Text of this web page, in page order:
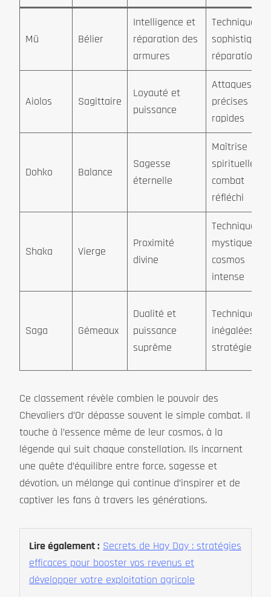
Mü Bélier
Intelligence et
réparation des
armures
Techniques
réparation
Aiolos Sagittaire
Loyauté et
puissance
Attaques
précises et
rapides
Dohko Balance
Sagesse
éternelle
Maîtrise
spirituelle,
combat
réfléchi
Shaka Vierge
Proximité
divine
Techniques
mystiques,
cosmos
intense
Saga Gémeaux
Dualité et
puissance
suprême
Techniques
inégalées,
stratégie
Ce classement révèle combien le pouvoir des
Chevaliers d’Or dépasse souvent le simple combat. Il
touche à l’essence même de leur cosmos, à la
légende qui suit chaque constellation. Ils incarnent
une quête d’équilibre entre force, sagesse et
dévotion, un mélange qui continue d’inspirer et de
captiver les fans à travers les générations.
Lire également : Secrets de Hay Day : stratégies
efficaces pour booster vos revenus et
développer votre exploitation agricole